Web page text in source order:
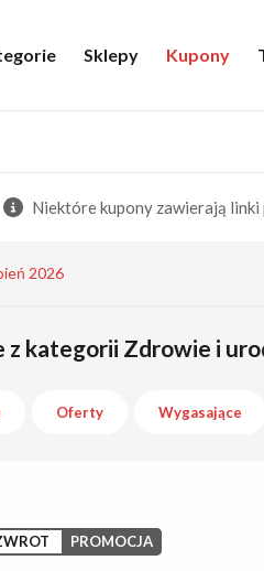
Sklepy Kupony
Niektóre kupony zawierają
2026
kategorii Zdrowie i
Oferty Wygasające
PROMOCJA